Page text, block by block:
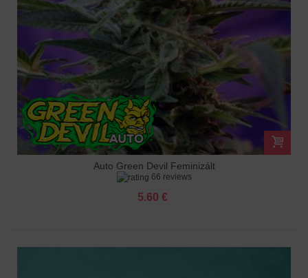
Auto Green Devil Feminizált
66 reviews
5.60 €